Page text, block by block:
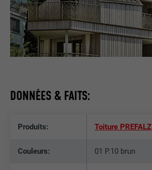
DONNÉES & FAITS:
Produits: Toiture PREFALZ
Couleurs: 01 P.10 brun